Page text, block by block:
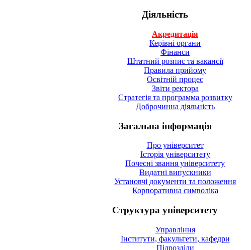
Діяльність
Акредитація
Керівні органи
Фінанси
Штатний розпис та вакансії
Правила прийому
Освітній процес
Звіти ректора
Стратегія та программа розвитку
Доброчинна діяльність
Загальна інформація
Про університет
Історія університету
Почесні звання університету
Видатні випускники
Установчі документи та положення
Корпоративна символiка
Структура університету
Управління
Інститути, факультети, кафедри
Підрозділи